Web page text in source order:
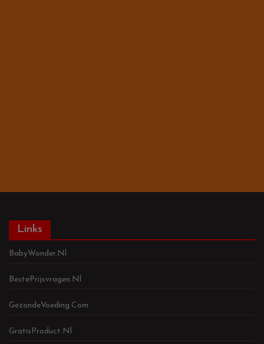
Links
BabyWonder.nl
BestePrijsvragen.nl
GezondeVoeding.com
GratisProduct.nl